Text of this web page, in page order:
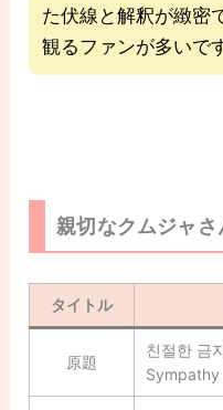
た伏線と解釈が緻密
観るファンが多いで
親切なクムジャさ
タイトル
原題
친절한 금